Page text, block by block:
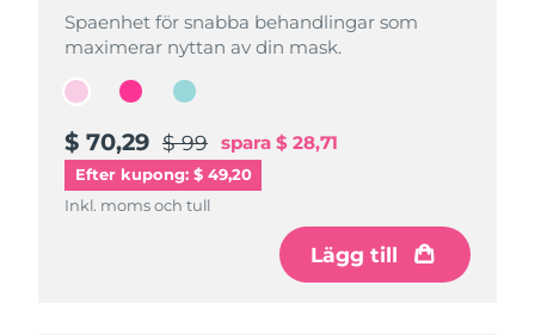
Spaenhet för snabba behandlingar som
maximerar nyttan av din mask.
$ 70,29 $ 99 spara $ 28,71
Efter kupong: $ 49,20
Inkl. moms och tull
Lägg till
Spaenhet för snabba behandlingar som
maximerar nyttan av din mask.
$ 70,29 $ 99 spara $ 28,71
Inkl. moms och tull
Lägg till
Spaenhet för snabba behandlingar som
maximerar nyttan av din mask.
$ 70,29 $ 99 spara $ 28,71
Inkl. moms och tull
Lägg till